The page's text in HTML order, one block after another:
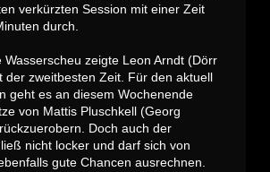
verkürzten Session mit einer Zeit
durch.
Wasserscheu zeigte Leon Arndt (Dörr
der zweitbesten Zeit. Für den aktuell
geht es an diesem Wochenende
von Mattis Pluschkell (Georg
Doch auch der
nicht locker und darf sich von
gute Chancen ausrechnen.